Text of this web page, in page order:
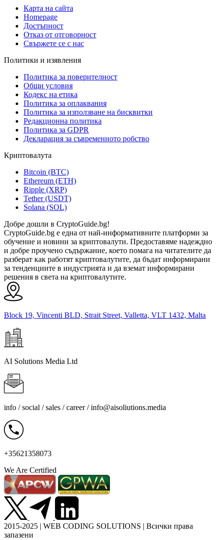
Карта на сайта
Homepage
Достъпност
Отказ от отговорност
Свържете се с нас
Политики и изявления
Политика за поверителност
Общи условия
Кодекс на етика
Политика за оплаквания
Политика за използване на бисквитки
Редакционна политика
Политика за GDPR
Декларация за съвременното робство
Криптовалута
Bitcoin (BTC)
Ethereum (ETH)
Ripple (XRP)
Tether (USDT)
Solana (SOL)
Добре дошли в CryptoGuide.bg!
CryptoGuide.bg е една от най-информативните платформи за
обучение и новини за криптовалути. Предоставяме надеждно
и добре проучено съдържание, което помага на читателите да
разберат как работят криптовалутите, да бъдат информирани
за тенденциите в индустрията и да вземат информирани
решения в света на криптовалутите.
Block 19, Vincenti BLD, Strait Street, Valletta, VLT 1432, Malta
AI Solutions Media Ltd
info / social / sales / career /info@aisoliutions.media
+35621358073
We Are Certified
2015-2025 | WEB CODING SOLUTIONS | Всички права
запазени